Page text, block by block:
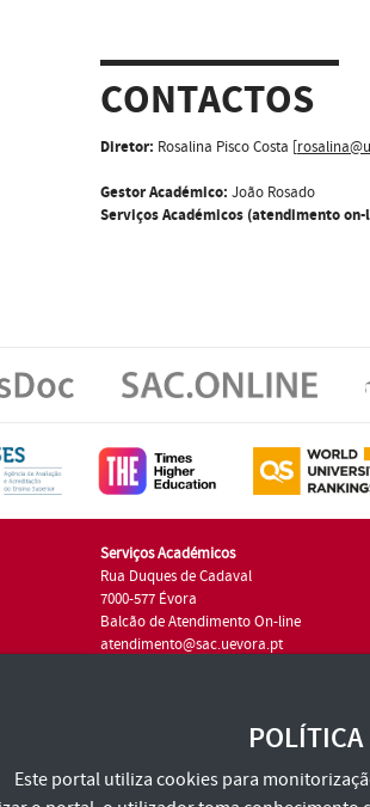
CONTACTOS
Diretor: Rosalina Pisco Costa [
Gestor Académico: João Rosado
Serviços Académicos (atendimento
Serviços Académicos
Rua Duques de Cadaval
7000-577 Évora
Balcão de Atendimento On-line
atendimento@sac.uevora.pt
de Privacidade
Este portal utiliza cookies para